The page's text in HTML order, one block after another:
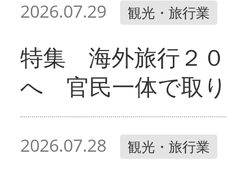
2026.07.29 観光・旅行業
特集 海外旅行２
へ 官民一体で取
2026.07.28 観光・旅行業